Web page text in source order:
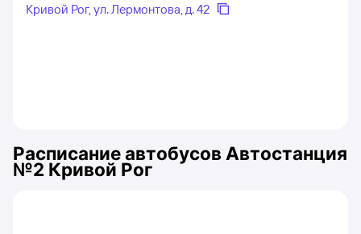
Кривой Рог, ул. Лермонтова, д. 42
Расписание автобусов Автостанция
№2 Кривой Рог